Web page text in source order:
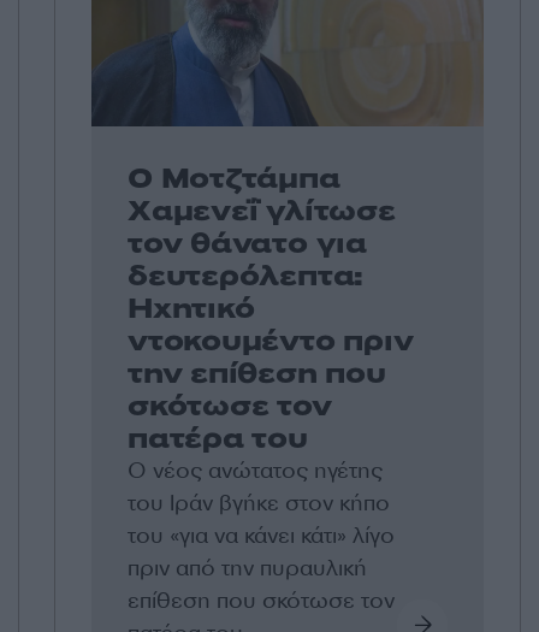
Ο Μοτζτάμπα
Χαμενεΐ γλίτωσε
τον θάνατο για
δευτερόλεπτα:
Ηχητικό
ντοκουμέντο πριν
την επίθεση που
σκότωσε τον
πατέρα του
Ο νέος ανώτατος ηγέτης
του Ιράν βγήκε στον κήπο
του «για να κάνει κάτι» λίγο
πριν από την πυραυλική
επίθεση που σκότωσε τον